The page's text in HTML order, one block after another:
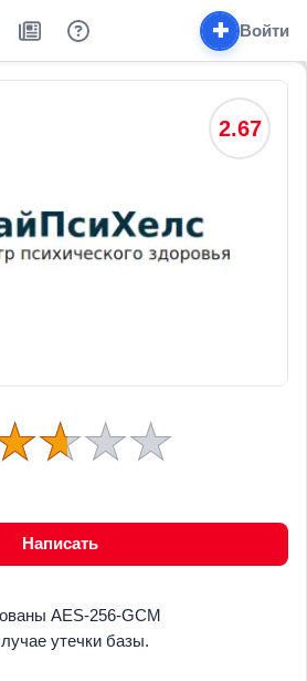
✚ Войти
2.67
Написать
AES-256-GCM
утечки базы.